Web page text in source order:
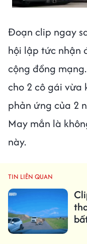
Đoạn clip ngay
hội lập tức nhận
cộng đồng
cho 2 cô gái vừa
phản ứng của 2
May mắn là
này.
TIN LIÊN QUAN